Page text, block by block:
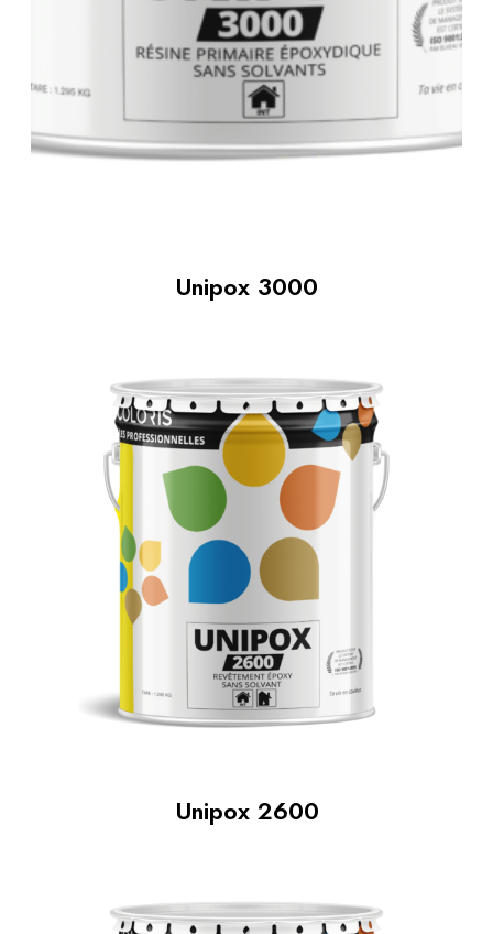
Unipox 3000
Unipox 2600